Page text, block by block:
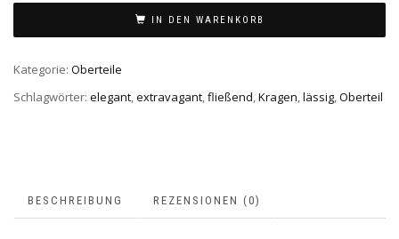
IN DEN WARENKORB
Kategorie: Oberteile
Schlagwörter: elegant,extravagant,fließend,Kragen,lässig,Oberteil
BESCHREIBUNG REZENSIONEN (0)